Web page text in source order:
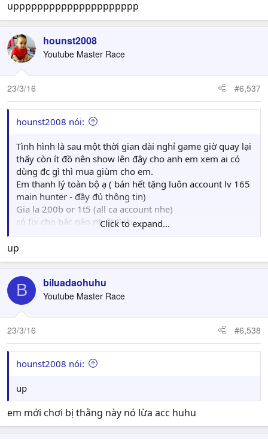
uppppppppppppppppppppp
hounst2008
Youtube Master Race
23/3/16 #6,537
hounst2008 nói:
Tình hình là sau một thời gian dài nghỉ game giờ quay lại
thấy còn ít đồ nên show lên đây cho anh em xem ai có
dùng đc gì thì mua giùm cho em.
Em thanh lý toàn bộ ạ ( bán hết tặng luôn account lv 165
main hunter - đầy đủ thông tin)
Gia la 200b or 1t5 (all ca account nhe)
có fix cho bác nào nhiệt tình
SDT: 0948018382
Địa chỉ: Net Minh Minh Game Party - Bắc Ninh
email:hounst2008@gmail.com
Click to expand...
up
B biluadaohuhu
Youtube Master Race
23/3/16 #6,538
hounst2008 nói:
up
em mới chơi bị thằng này nó lừa acc huhu